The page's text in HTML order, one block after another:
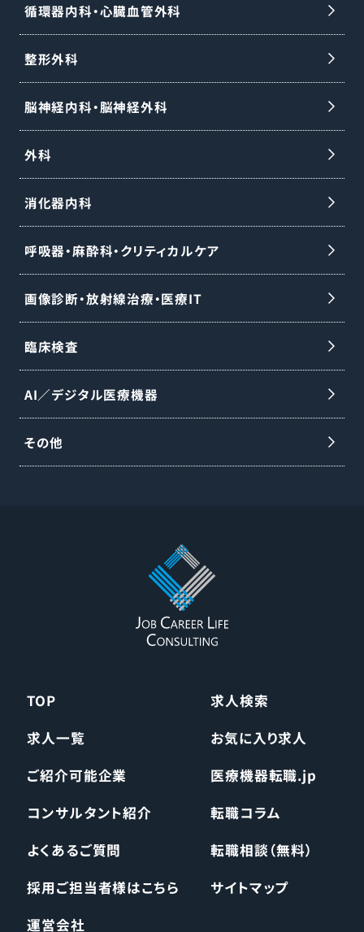
循環器内科・心臓血管外科
整形外科
脳神経内科・脳神経外科
外科
消化器内科
呼吸器・麻酔科・クリティカルケア
画像診断・放射線治療・医療IT
臨床検査
AI／デジタル医療機器
その他
TOP
求人検索
求人一覧
お気に入り求人
ご紹介可能企業
医療機器転職.jp
コンサルタント紹介
転職コラム
よくあるご質問
転職相談（無料）
採用ご担当者様はこちら
サイトマップ
運営会社